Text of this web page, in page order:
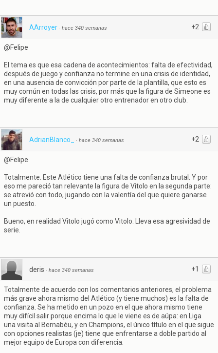
+2
AArroyer · hace 340 semanas
@Felipe
El tema es que esa cadena de acontecimientos: falta de efectividad,
después de juego y confianza no termine en una crisis de identidad,
en una ausencia de convicción por parte de la plantilla, que esto es
muy común en todas las crisis, por más que la figura de Simeone es
muy diferente a la de cualquier otro entrenador en otro club.
+2
AdrianBlanco_ · hace 340 semanas
@Felipe
Totalmente. Este Atlético tiene una falta de confianza brutal. Y por
eso me pareció tan relevante la figura de Vitolo en la segunda parte:
se atrevió con todo, jugando con la valentía del que quiere ganarse
un puesto.
Bueno, en realidad Vitolo jugó como Vitolo. Lleva esa agresividad de
serie.
+1
deris · hace 340 semanas
Totalmente de acuerdo con los comentarios anteriores, el problema
más grave ahora mismo del Atlético (y tiene muchos) es la falta de
confianza. Se ha metido en un pozo en el que ahora mismo tiene
muy difícil salir porque encima lo que le viene es de aúpa: en Liga
una visita al Bernabéu, y en Champions, el único título en el que sigue
con opciones realistas (je) tiene que enfrentarse a doble partido al
mejor equipo de Europa con diferencia.